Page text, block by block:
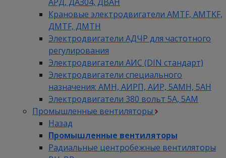
Крановые электродвигатели AMTF, AMTKF,
ДMTF, ДМТН
Электродвигатели АДЧР для частотного
регулирования
Электродвигатели АИС (DIN стандарт)
Электродвигатели специального
назначения: АМН, АИРП, АИР, 5АМН, 5АН
Электродвигатели 380 вольт 5А, 5АМ
Промышленные вентиляторы
Назад
Промышленные вентиляторы
Радиальные центробежные вентиляторы